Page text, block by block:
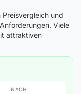
Preisvergleich und
Viele
attraktiven
NACH